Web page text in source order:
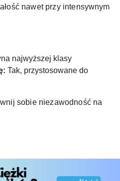
nawet przy intensywnym
najwyższej klasy
Tak, przystosowane do
sobie niezawodność na